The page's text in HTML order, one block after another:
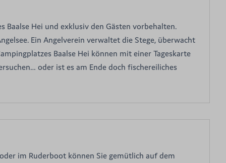
Baalse Hei und exklusiv den Gästen vorbehalten.
Ein Angelverein verwaltet die Stege, überwacht
Baalse Hei können mit einer Tageskarte
oder ist es am Ende doch fischereiliches
im Ruderboot können Sie gemütlich auf dem